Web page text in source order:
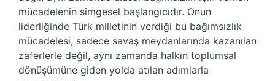
mücadelenin simgesel başlangıcıdır. Onun
liderliğinde Türk milletinin verdiği bu bağımsızlık
mücadelesi, sadece savaş meydanlarında kazanılan
zaferlerle değil, aynı zamanda halkın toplumsal
dönüşümüne giden yolda atılan adımlarla